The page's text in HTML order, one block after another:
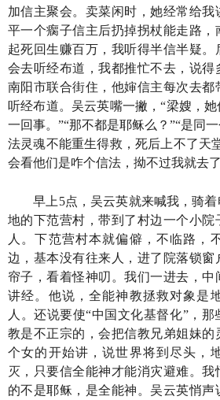
加信主聚会。卖菜闲时，她经常给
平一个瘸子信主后扔掉拐杖能走路，
起死回生赚百万，我听得半信半疑。
会去听经布道，我都推忙不去，说得
南阳市联合街住，他婶信主每次去都
听经布道。吴云英嘴一撇，“梁嫂，
一回事。”“那不都是耶稣么？”“是同
法灵魂不能重生得救，死后上不了天
会看他们是咋个信法，拗不过我就去了
早上5点，吴云英就来喊我，骑着
地的下范营村，带到了村边一个小院
人。下范营村本就偏僻，不临路，
边，基本没有往来人，进了院落锁窗
帘子，看着怪神叨。我们一进去，中
讲经。他说，全能神教拯救对象是
人。还说要使“中国文化基督化”，
教是不正宗的，会把信教兄弟姐妹的
个女的开始讲，说世界将到尽头，
灭，只要信全能神才能消灾避难。
的不是耶稣，是全能神。吴云英悄